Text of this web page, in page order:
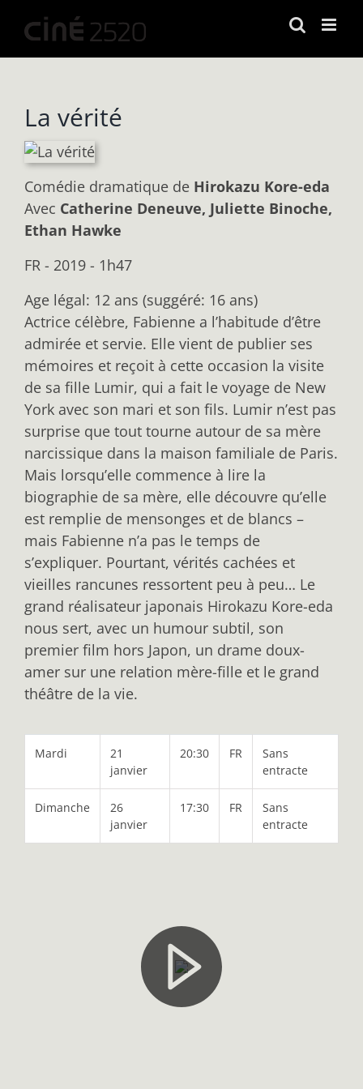
contenu
La vérité
Comédie dramatique de Hirokazu Kore-eda
Avec Catherine Deneuve, Juliette Binoche,
Ethan Hawke
FR - 2019 - 1h47
Age légal: 12 ans (suggéré: 16 ans)
Actrice célèbre, Fabienne a l’habitude d’être
admirée et servie. Elle vient de publier ses
mémoires et reçoit à cette occasion la visite
de sa fille Lumir, qui a fait le voyage de New
York avec son mari et son fils. Lumir n’est pas
surprise que tout tourne autour de sa mère
narcissique dans la maison familiale de Paris.
Mais lorsqu’elle commence à lire la
biographie de sa mère, elle découvre qu’elle
est remplie de mensonges et de blancs –
mais Fabienne n’a pas le temps de
s’expliquer. Pourtant, vérités cachées et
vieilles rancunes ressortent peu à peu… Le
grand réalisateur japonais Hirokazu Kore-eda
nous sert, avec un humour subtil, son
premier film hors Japon, un drame doux-
amer sur une relation mère-fille et le grand
théâtre de la vie.
Mardi
21
janvier
20:30 FR
Sans
entracte
Dimanche
26
janvier
17:30 FR
Sans
entracte